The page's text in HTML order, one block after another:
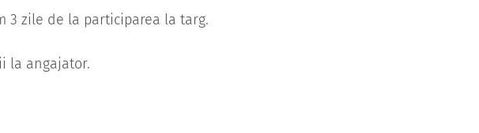
3 zile de la participarea la targ.
la angajator.